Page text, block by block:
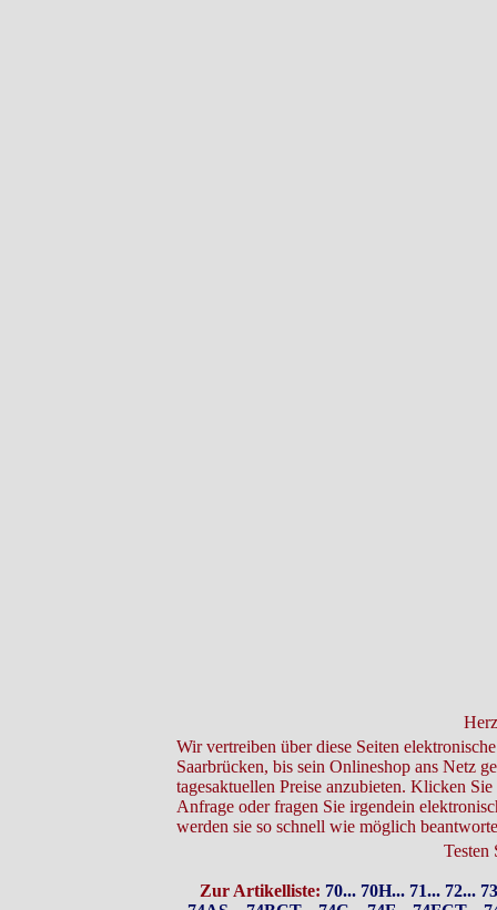
Wir vertreiben über diese Seiten
Saarbrücken, bis sein Onlineshop ans Netz
tagesaktuellen Preise anzubieten. Klicken
Anfrage oder fragen Sie irgendein
werden sie so schnell wie möglich
Testen
Zur Artikelliste: 70... 70H... 71... 72...